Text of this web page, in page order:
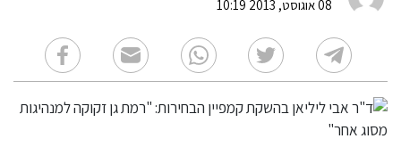
08 אוגוסט, 2013 10:19